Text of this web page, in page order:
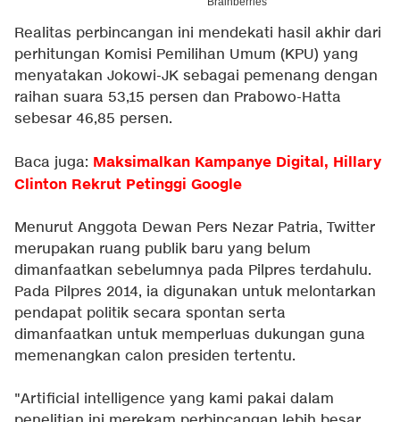
Realitas perbincangan ini mendekati hasil akhir dari
perhitungan Komisi Pemilihan Umum (KPU) yang
menyatakan Jokowi-JK sebagai pemenang dengan
raihan suara 53,15 persen dan Prabowo-Hatta
sebesar 46,85 persen.
Baca juga: Maksimalkan Kampanye Digital, Hillary
Clinton Rekrut Petinggi Google
Menurut Anggota Dewan Pers Nezar Patria, Twitter
merupakan ruang publik baru yang belum
dimanfaatkan sebelumnya pada Pilpres terdahulu.
Pada Pilpres 2014, ia digunakan untuk melontarkan
pendapat politik secara spontan serta
dimanfaatkan untuk memperluas dukungan guna
memenangkan calon presiden tertentu.
"Artificial intelligence yang kami pakai dalam